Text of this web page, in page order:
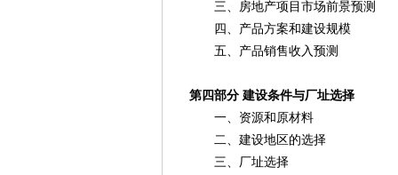
三、房地产项目市场前景预测
四、产品方案和建设规模
五、产品销售收入预测
第四部分 建设条件与厂址选择
一、资源和原材料
二、建设地区的选择
三、厂址选择